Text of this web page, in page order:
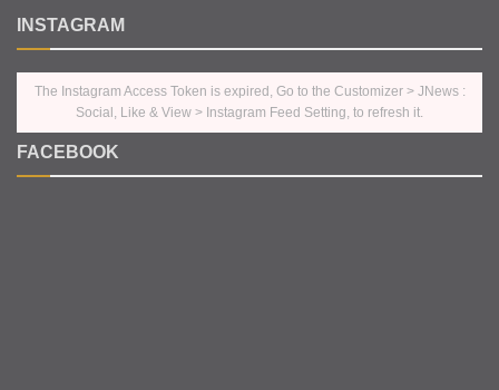
INSTAGRAM
The Instagram Access Token is expired, Go to the Customizer > JNews :
Social, Like & View > Instagram Feed Setting, to refresh it.
FACEBOOK